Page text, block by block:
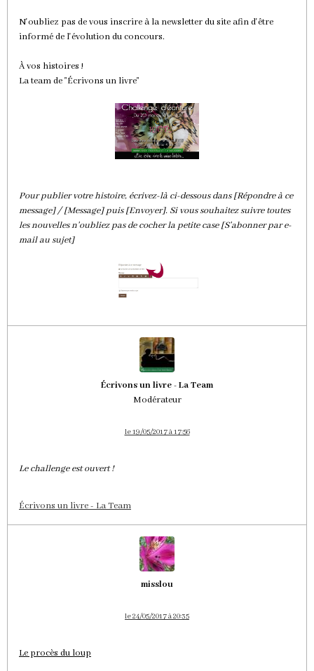
N'oubliez pas de vous inscrire à la newsletter du site afin d'être
informé de l'évolution du concours.
À vos histoires !
La team de "Écrivons un livre"
Pour publier votre histoire, écrivez-là ci-dessous dans [Répondre à ce
message] / [Message] puis [Envoyer]. Si vous souhaitez suivre toutes
les nouvelles n'oubliez pas de cocher la petite case [S'abonner par e-
mail au sujet]
Écrivons un livre - La Team
Modérateur
le 19/05/2017 à 17:56
Le challenge est ouvert !
Écrivons un livre - La Team
misslou
le 24/05/2017 à 20:35
Le procès du loup